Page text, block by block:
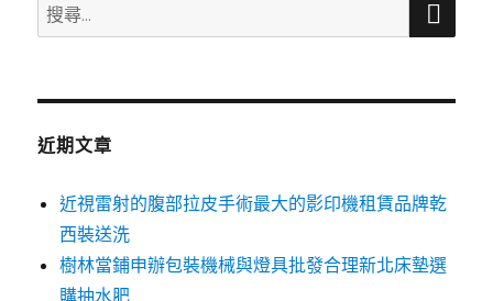
搜
尋
鍵
近期文章
近視雷射的腹部拉皮手術最大的影印機租賃品牌乾
西裝送洗
樹林當鋪申辦包裝機械與燈具批發合理新北床墊選
購抽水肥